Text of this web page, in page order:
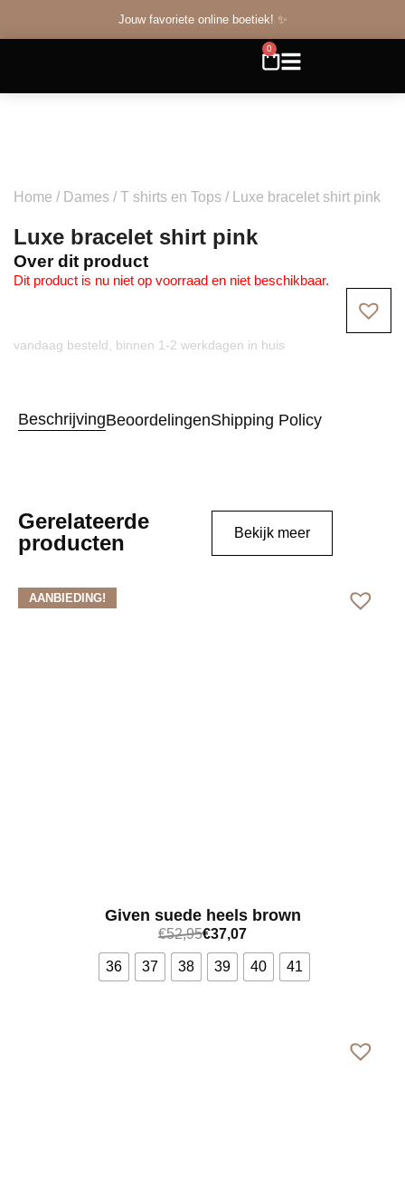
Jouw favoriete online boetiek! ✨
0
Home / Dames /T shirts en Tops / Luxe bracelet shirt pink
Luxe bracelet shirt pink
Over dit product
Dit product is nu niet op voorraad en niet beschikbaar.
vandaag besteld, binnen 1-2 werkdagen in huis
BeschrijvingBeoordelingenShipping Policy
Gerelateerde
producten
Bekijk meer
AANBIEDING!
Given suede heels brown
€52,95€37,07
36 37 38 39 40 41